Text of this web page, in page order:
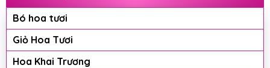
Bó hoa tươi
Giỏ Hoa Tươi
Hoa Khai Trương